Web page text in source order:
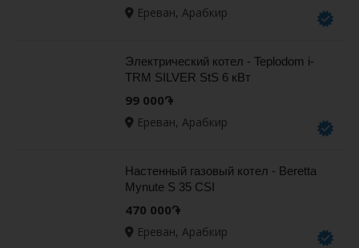
Ереван, Арабкир
Электрический котел - Teplodom i-
TRM SILVER StS 6 кВт
99 000֏
Ереван, Арабкир
Настенный газовый котел - Beretta
Mynute S 35 CSI
470 000֏
Ереван, Арабкир